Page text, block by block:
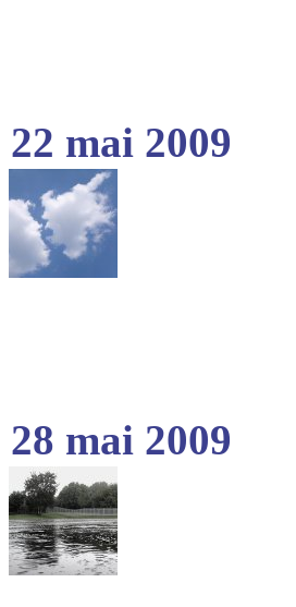
22 mai 2009
28 mai 2009